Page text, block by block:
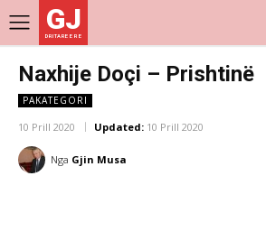
GJ
DRITARE E RE
Naxhije Doçi – Prishtinë
PAKATEGORI
10 Prill 2020 Updated: 10 Prill 2020
Nga Gjin Musa